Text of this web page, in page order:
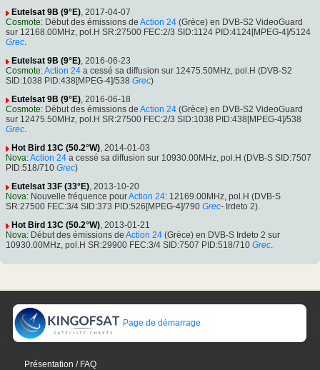
Eutelsat 9B (9°E), 2017-04-07
Cosmote: Début des émissions de Action 24 (Grèce) en DVB-S2 VideoGuard
sur 12168.00MHz, pol.H SR:27500 FEC:2/3 SID:1124 PID:4124[MPEG-4]/5124
Grec.
Eutelsat 9B (9°E), 2016-06-23
Cosmote:Action 24 a cessé sa diffusion sur 12475.50MHz, pol.H (DVB-S2
SID:1038 PID:438[MPEG-4]/538 Grec)
Eutelsat 9B (9°E), 2016-06-18
Cosmote: Début des émissions de Action 24 (Grèce) en DVB-S2 VideoGuard
sur 12475.50MHz, pol.H SR:27500 FEC:2/3 SID:1038 PID:438[MPEG-4]/538
Grec.
Hot Bird 13C (50.2°W), 2014-01-03
Nova:Action 24 a cessé sa diffusion sur 10930.00MHz, pol.H (DVB-S SID:7507
PID:518/710 Grec)
Eutelsat 33F (33°E), 2013-10-20
Nova: Nouvelle fréquence pourAction 24: 12169.00MHz, pol.H (DVB-S
SR:27500 FEC:3/4 SID:373 PID:526[MPEG-4]/790 Grec- Irdeto 2).
Hot Bird 13C (50.2°W), 2013-01-21
Nova: Début des émissions de Action 24 (Grèce) en DVB-S Irdeto 2 sur
10930.00MHz, pol.H SR:29900 FEC:3/4 SID:7507 PID:518/710 Grec.
Page de démarrage
Présentation / FAQ